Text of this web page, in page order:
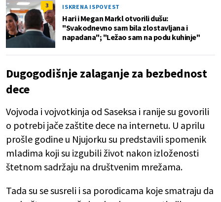
3 ISKRENA ISPOVEST
Hari i Megan Markl otvorili dušu:
"Svakodnevno sam bila zlostavljana i
napadana"; "Ležao sam na podu kuhinje"
Dugogodišnje zalaganje za bezbednost
dece
Vojvoda i vojvotkinja od Saseksa i ranije su govorili
o potrebi jače zaštite dece na internetu. U aprilu
prošle godine u Njujorku su predstavili spomenik
mladima koji su izgubili život nakon izloženosti
štetnom sadržaju na društvenim mrežama.
Tada su se susreli i sa porodicama koje smatraju da